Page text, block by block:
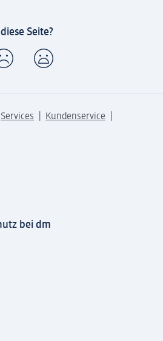
Seite?
Services
Kundenservice
bei dm